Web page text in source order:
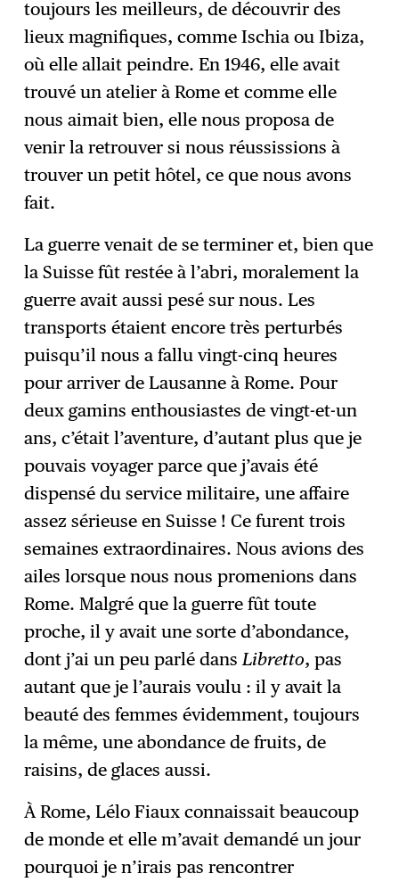
toujours les meilleurs, de découvrir des
lieux magnifiques, comme Ischia ou Ibiza,
où elle allait peindre. En 1946, elle avait
trouvé un atelier à Rome et comme elle
nous aimait bien, elle nous proposa de
venir la retrouver si nous réussissions à
trouver un petit hôtel, ce que nous avons
fait.
La guerre venait de se terminer et, bien que
la Suisse fût restée à l’abri, moralement la
guerre avait aussi pesé sur nous. Les
transports étaient encore très perturbés
puisqu’il nous a fallu vingt-cinq heures
pour arriver de Lausanne à Rome. Pour
deux gamins enthousiastes de vingt-et-un
ans, c’était l’aventure, d’autant plus que je
pouvais voyager parce que j’avais été
dispensé du service militaire, une affaire
assez sérieuse en Suisse ! Ce furent trois
semaines extraordinaires. Nous avions des
ailes lorsque nous nous promenions dans
Rome. Malgré que la guerre fût toute
proche, il y avait une sorte d’abondance,
dont j’ai un peu parlé dans Libretto, pas
autant que je l’aurais voulu : il y avait la
beauté des femmes évidemment, toujours
la même, une abondance de fruits, de
raisins, de glaces aussi.
À Rome, Lélo Fiaux connaissait beaucoup
de monde et elle m’avait demandé un jour
pourquoi je n’irais pas rencontrer